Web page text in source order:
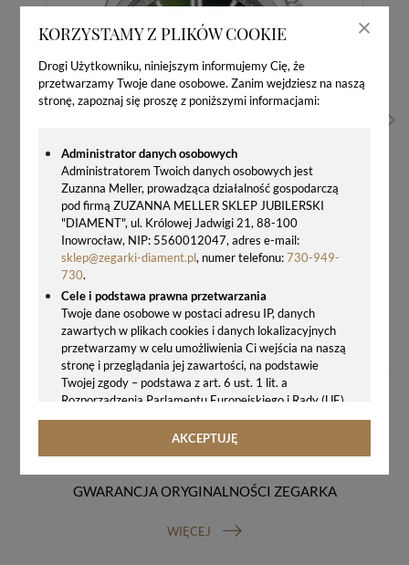
KORZYSTAMY Z PLIKÓW COOKIE
Drogi Użytkowniku, niniejszym informujemy Cię, że
przetwarzamy Twoje dane osobowe. Zanim wejdziesz na naszą
stronę, zapoznaj się proszę z poniższymi informacjami:
Administrator danych osobowych
Administratorem Twoich danych osobowych jest
Zuzanna Meller, prowadząca działalność gospodarczą
pod firmą ZUZANNA MELLER SKLEP JUBILERSKI
"DIAMENT", ul. Królowej Jadwigi 21, 88-100
Inowrocław, NIP: 5560012047, adres e-mail:
sklep@zegarki-diament.pl, numer telefonu:730-949-
730.
Cele i podstawa prawna przetwarzania
Twoje dane osobowe w postaci adresu IP, danych
zawartych w plikach cookies i danych lokalizacyjnych
przetwarzamy w celu umożliwienia Ci wejścia na naszą
stronę i przeglądania jej zawartości, na podstawie
Twojej zgody – podstawa z art. 6 ust. 1 lit. a
Rozporządzenia Parlamentu Europejskiego i Rady (UE)
2016/679 z 27.04.2016 r. w sprawie ochrony osób
fizycznych w związku z przetwarzaniem danych
rozporządzenie o ochronie danych, tj. RODO).
Twoje dane osobowe możemy udostępniać
hostingodawcy. Takie podmioty przetwarzają dane na
AKCEPTUJĘ
330,00 zł
GWARANCJA ORYGINALNOŚCI ZEGARKA
WIĘCEJ